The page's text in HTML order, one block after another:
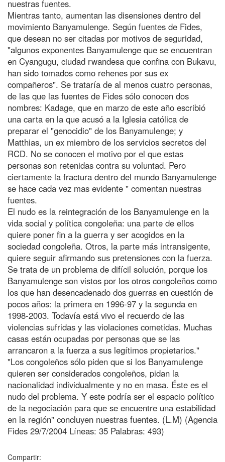
nuestras fuentes.
Mientras tanto, aumentan las disensiones dentro del
movimiento Banyamulenge. Según fuentes de Fides,
que desean no ser citadas por motivos de seguridad,
"algunos exponentes Banyamulenge que se encuentran
en Cyangugu, ciudad rwandesa que confina con Bukavu,
han sido tomados como rehenes por sus ex
compañeros". Se trataría de al menos cuatro personas,
de las que las fuentes de Fides sólo conocen dos
nombres: Kadage, que en marzo de este año escribió
una carta en la que acusó a la Iglesia católica de
preparar el "genocidio" de los Banyamulenge; y
Matthias, un ex miembro de los servicios secretos del
RCD. No se conocen el motivo por el que estas
personas son retenidas contra su voluntad. Pero
ciertamente la fractura dentro del mundo Banyamulenge
se hace cada vez mas evidente " comentan nuestras
fuentes.
El nudo es la reintegración de los Banyamulenge en la
vida social y política congoleña: una parte de ellos
quiere poner fin a la guerra y ser acogidos en la
sociedad congoleña. Otros, la parte más intransigente,
quiere seguir afirmando sus pretensiones con la fuerza.
Se trata de un problema de difícil solución, porque los
Banyamulenge son vistos por los otros congoleños como
los que han desencadenado dos guerras en cuestión de
pocos años: la primera en 1996-97 y la segunda en
1998-2003. Todavía está vivo el recuerdo de las
violencias sufridas y las violaciones cometidas. Muchas
casas están ocupadas por personas que se las
arrancaron a la fuerza a sus legítimos propietarios."
"Los congoleños sólo piden que si los Banyamulenge
quieren ser considerados congoleños, pidan la
nacionalidad individualmente y no en masa. Éste es el
nudo del problema. Y este podría ser el espacio político
de la negociación para que se encuentre una estabilidad
en la región" concluyen nuestras fuentes. (L.M) (Agencia
Fides 29/7/2004 Líneas: 35 Palabras: 493)
Compartir: